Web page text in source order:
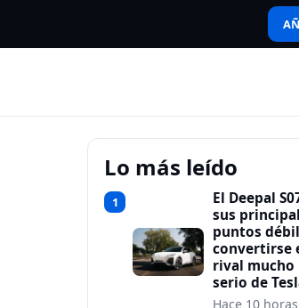
Lo más leído
1
El Deepal
sus
puntos
convertirse
rival mucho
serio de
Hace 10 horas